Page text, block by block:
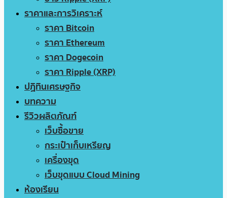
ราคาและการวิเคราะห์
ราคา Bitcoin
ราคา Ethereum
ราคา Dogecoin
ราคา Ripple (XRP)
ปฏิทินเศรษฐกิจ
บทความ
รีวิวผลิตภัณฑ์
เว็บซื้อขาย
กระเป๋าเก็บเหรียญ
เครื่องขุด
เว็บขุดแบบ Cloud Mining
ห้องเรียน